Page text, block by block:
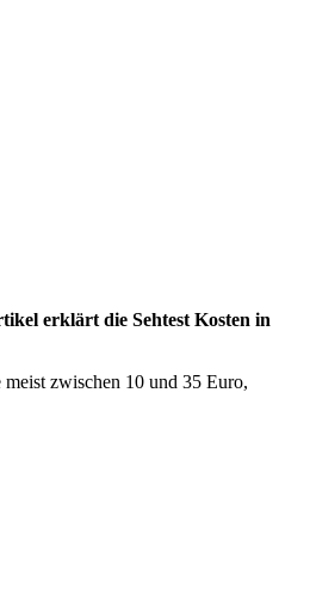
erklärt die Sehtest Kosten in
zwischen 10 und 35 Euro,